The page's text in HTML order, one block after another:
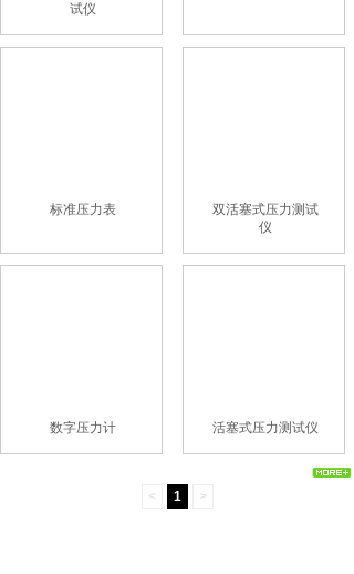
试仪
标准压力表
双活塞式压力测试
仪
数字压力计 活塞式压力测试仪
< 1 >